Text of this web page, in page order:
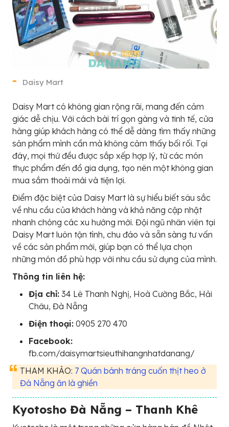
Daisy Mart
Daisy Mart có không gian rộng rãi, mang đến cảm
giác dễ chịu. Với cách bài trí gọn gàng và tinh tế, cửa
hàng giúp khách hàng có thể dễ dàng tìm thấy những
sản phẩm mình cần mà không cảm thấy bối rối. Tại
đây, mọi thứ đều được sắp xếp hợp lý, từ các món
thực phẩm đến đồ gia dụng, tạo nên một không gian
mua sắm thoải mái và tiện lợi.
Điểm đặc biệt của Daisy Mart là sự hiểu biết sâu sắc
về nhu cầu của khách hàng và khả năng cập nhật
nhanh chóng các xu hướng mới. Đội ngũ nhân viên tại
Daisy Mart luôn tận tình, chu đáo và sẵn sàng tư vấn
về các sản phẩm mới, giúp bạn có thể lựa chọn
những món đồ phù hợp với nhu cầu sử dụng của mình.
Thông tin liên hệ:
Địa chỉ: 34 Lê Thanh Nghị, Hoà Cường Bắc, Hải
Châu, Đà Nẵng
Điện thoại: 0905 270 470
Facebook:
fb.com/daisymartsieuthihangnhatdanang/
THAM KHẢO: 7 Quán bánh tráng cuốn thịt heo ở
Đà Nẵng ăn là ghiền
Kyotosho Đà Nẵng – Thanh Khê